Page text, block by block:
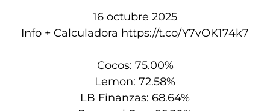
16 octubre 2025
Info + Calculadora https://t.co/Y7vOK174k7
Cocos: 75.00%
Lemon: 72.58%
LB Finanzas: 68.64%